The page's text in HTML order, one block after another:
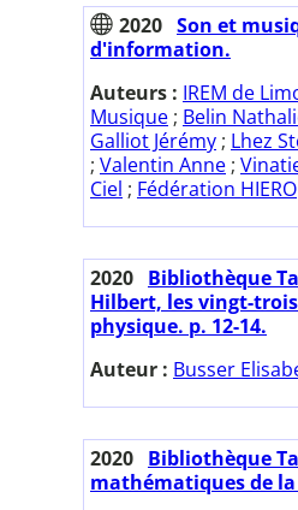
2020 Son et
d'information.
Auteurs : IREM de
Musique ; Belin
Galliot Jérémy ; Lhez
; Valentin Anne ;
Ciel ; Fédération HIERO
2020 Bibliothèque
Hilbert, les vingt-
physique. p. 12-14.
Auteur : Busser
2020 Bibliothèque
mathématiques de la